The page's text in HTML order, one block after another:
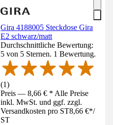
Gira 4188005 Steckdose Gira
E2 schwarz/matt
Durchschnittliche Bewertung:
5 von 5 Sternen. 1 Bewertung.
(1)
Preis — 8,66 € * Alle Preise
inkl. MwSt. und ggf. zzgl.
Versandkosten pro ST8,66 €*/
ST